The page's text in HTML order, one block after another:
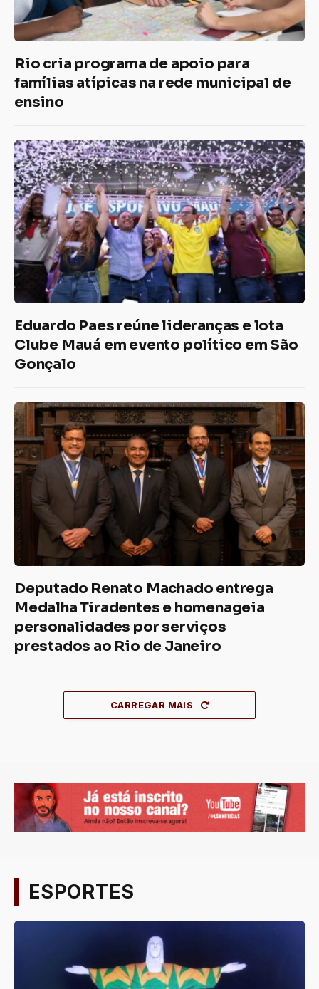
Rio cria programa de apoio para
famílias atípicas na rede municipal de
ensino
Eduardo Paes reúne lideranças e lota
Clube Mauá em evento político em São
Gonçalo
Deputado Renato Machado entrega
Medalha Tiradentes e homenageia
personalidades por serviços
prestados ao Rio de Janeiro
CARREGAR MAIS
ESPORTES